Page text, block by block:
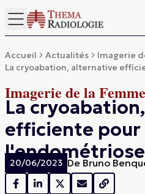
Accueil Actualités
Imagerie
La cryoabation, alternative
Imagerie de la Femme
La
efficiente
20/06/2023 De Bruno